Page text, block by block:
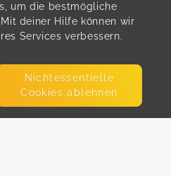
um die bestmögliche
deiner Hilfe können wir
Services verbessern.
Nicht­essentielle
Cookies ablehnen